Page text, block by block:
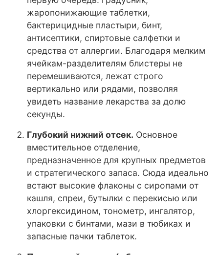
жаропонижающие таблетки,
бактерицидные пластыри, бинт,
антисептики, спиртовые салфетки и
средства от аллергии. Благодаря мелким
ячейкам-разделителям блистеры не
перемешиваются, лежат строго
вертикально или рядами, позволяя
увидеть название лекарства за долю
секунды.
Глубокий нижний отсек. Основное
вместительное отделение,
предназначенное для крупных предметов
и стратегического запаса. Сюда идеально
встают высокие флаконы с сиропами от
кашля, спреи, бутылки с перекисью или
хлоргексидином, тонометр, ингалятор,
упаковки с бинтами, мази в тюбиках и
запасные пачки таблеток.